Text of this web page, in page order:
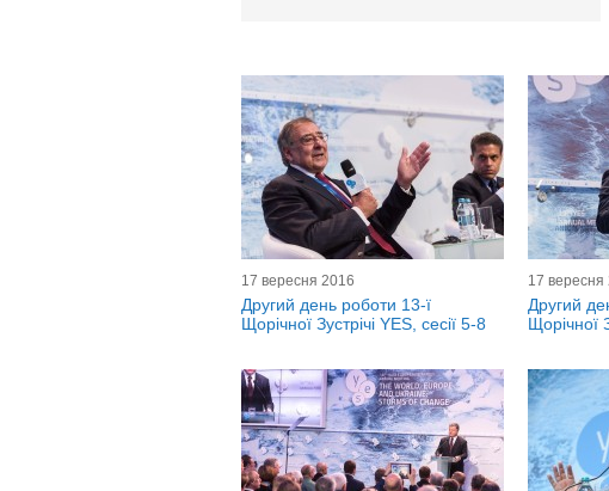
17 вересня 2016
Другий день роботи 13-ї
Щорічної Зустрічі YES, сесії 5-8
17 вересня
Другий
Щорічної